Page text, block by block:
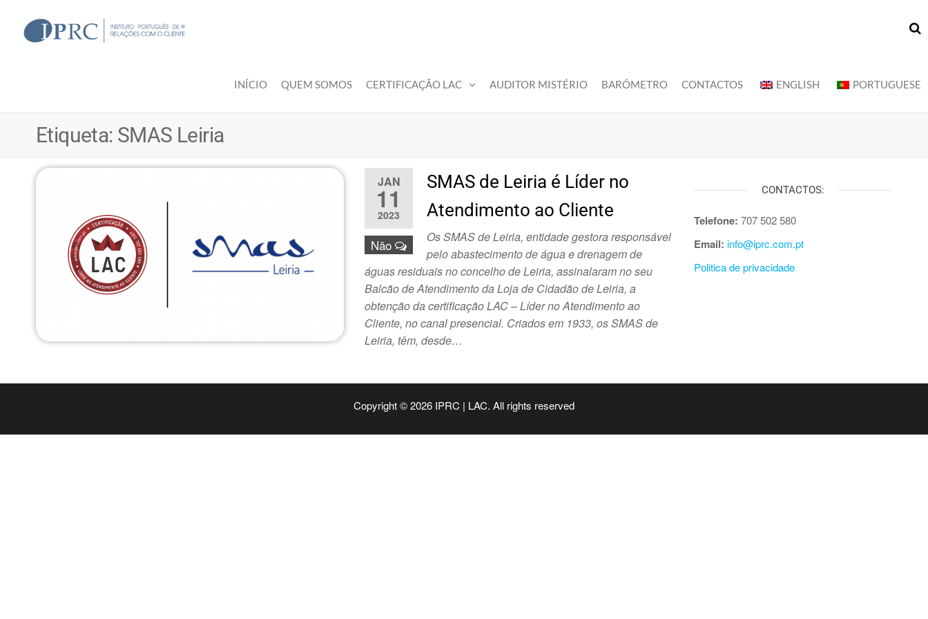
INÍCIO QUEM SOMOS CERTIFICAÇÃO LAC AUDITOR MISTÉRIO BARÓMETRO CONTACTOS ENGLISH PORTUGUESE
Etiqueta: SMAS Leiria
JAN
11
2023
Não
SMAS de Leiria é Líder no
Atendimento ao Cliente
Os SMAS de Leiria, entidade gestora responsável
pelo abastecimento de água e drenagem de
águas residuais no concelho de Leiria, assinalaram no seu
Balcão de Atendimento da Loja de Cidadão de Leiria, a
obtenção da certificação LAC – Líder no Atendimento ao
Cliente, no canal presencial. Criados em 1933, os SMAS de
Leiria, têm, desde…
CONTACTOS:
Telefone: 707 502 580
Email: info@iprc.com.pt
Politica de privacidade
Copyright © 2026 IPRC | LAC. All rights reserved